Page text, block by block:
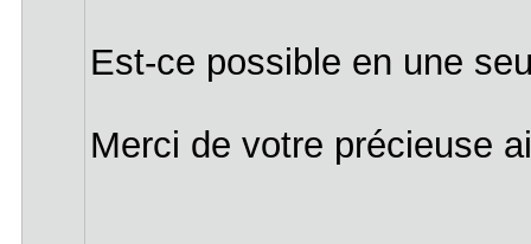
Est-ce possible en une
Merci de votre précieuse